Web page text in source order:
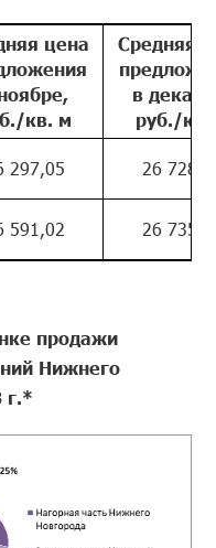
цена
кв. м
Средняя
в
руб./кв.
297,05 26
591,02 26
продажи
Нижнего
г.*